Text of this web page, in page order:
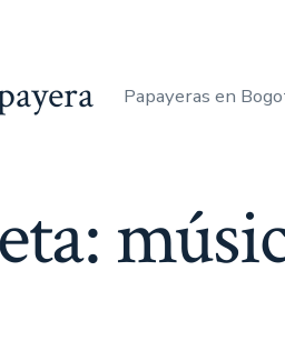
Papayeras en